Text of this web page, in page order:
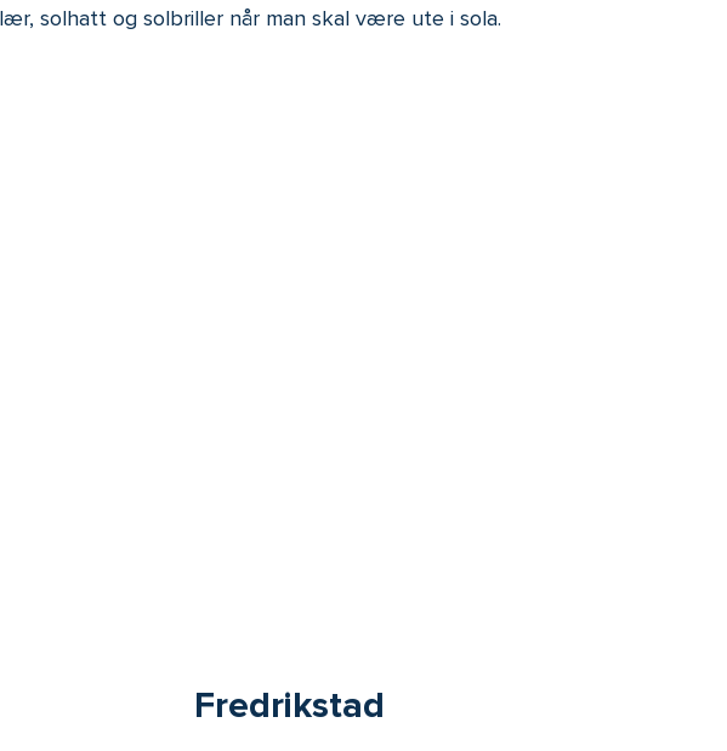
solhatt og solbriller når man skal være ute i sola.
Fredrikstad